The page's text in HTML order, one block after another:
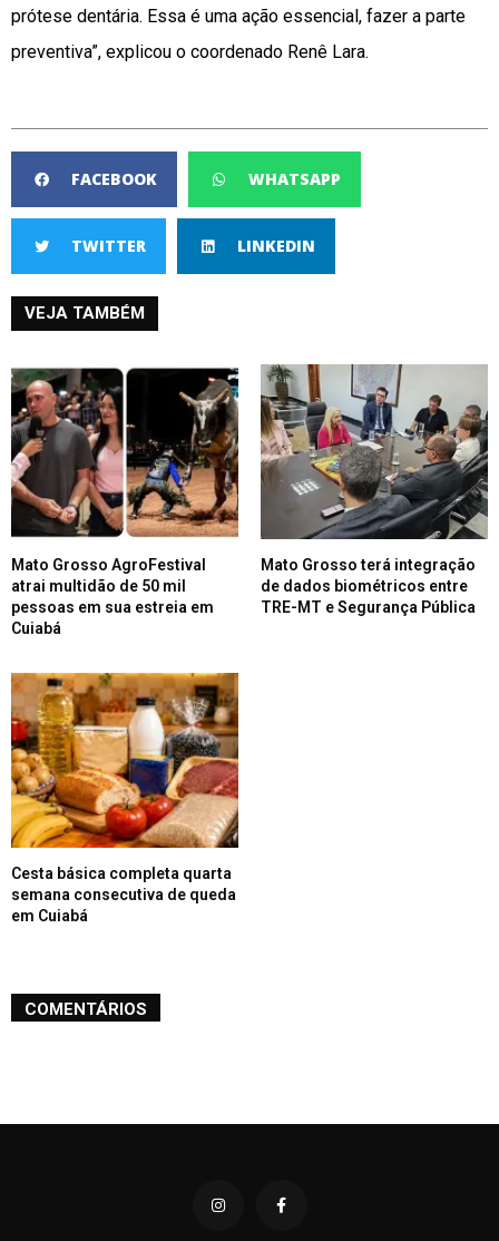
prótese dentária. Essa é uma ação essencial, fazer a parte
preventiva”, explicou o coordenado Renê Lara.
FACEBOOK WHATSAPP
TWITTER LINKEDIN
VEJA TAMBÉM
Mato Grosso AgroFestival
atrai multidão de 50 mil
pessoas em sua estreia em
Cuiabá
Mato Grosso terá integração
de dados biométricos entre
TRE-MT e Segurança Pública
Cesta básica completa quarta
semana consecutiva de queda
em Cuiabá
COMENTÁRIOS